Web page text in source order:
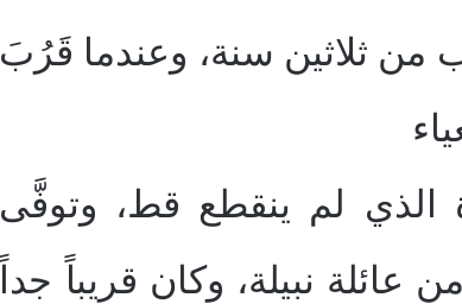
من ثلاثين سنة، وعندما قَرُبَ
الذي لم ينقطع قط، وتوفَّى
من عائلة نبيلة، وكان قريباً جداً